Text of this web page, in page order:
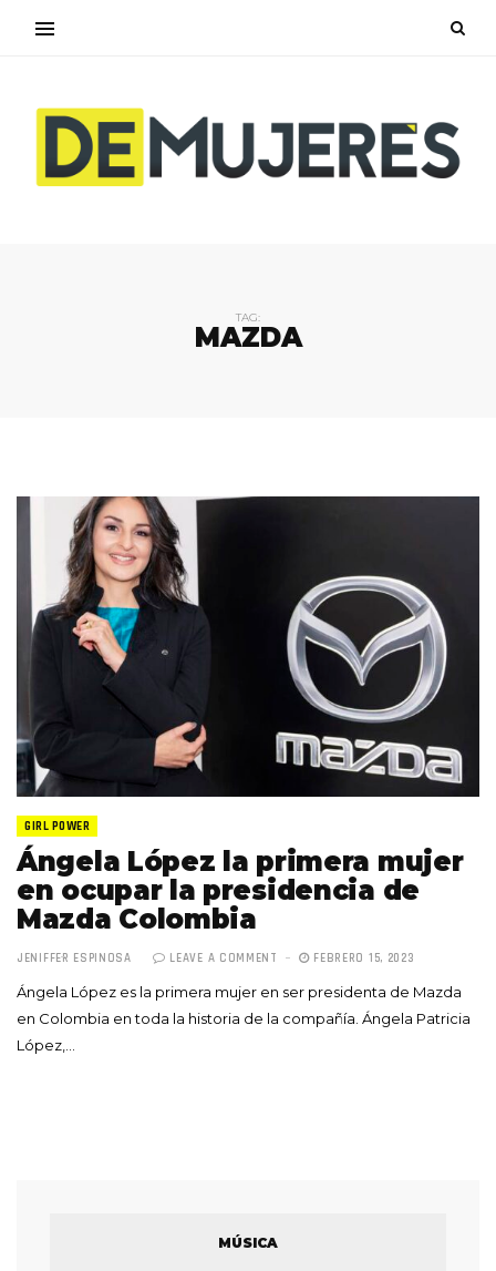
TAG:
MAZDA
GIRL POWER
Ángela López la primera mujer
en ocupar la presidencia de
Mazda Colombia
JENIFFER ESPINOSA LEAVE A COMMENT FEBRERO 15, 2023
Ángela López es la primera mujer en ser presidenta de Mazda
en Colombia en toda la historia de la compañía. Ángela Patricia
López,…
MÚSICA